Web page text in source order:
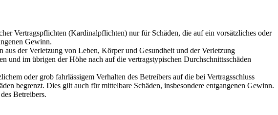
Vertragspflichten (Kardinalpflichten) nur für Schäden, die auf ein vorsätzliches oder
Gewinn.
der Verletzung von Leben, Körper und Gesundheit und der Verletzung
und im übrigen der Höhe nach auf die vertragstypischen Durchschnittsschäden
oder grob fahrlässigem Verhalten des Betreibers auf die bei Vertragsschluss
begrenzt. Dies gilt auch für mittelbare Schäden, insbesondere entgangenen Gewinn.
Betreibers.